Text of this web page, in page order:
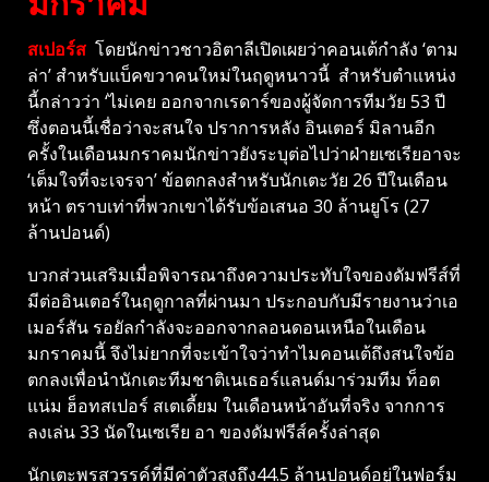
สเปอร์ส โดยนักข่าวชาวอิตาลีเปิดเผยว่าคอนเต้กำลัง ‘ตาม
ล่า’ สำหรับแบ็คขวาคนใหม่ในฤดูหนาวนี้ สำหรับตำแหน่ง
นี้กล่าวว่า ‘ไม่เคย ออกจากเรดาร์ของผู้จัดการทีมวัย 53 ปี
ซึ่งตอนนี้เชื่อว่าจะสนใจ ปราการหลัง อินเตอร์ มิลานอีก
ครั้งในเดือนมกราคมนักข่าวยังระบุต่อไปว่าฝ่ายเซเรียอาจะ
‘เต็มใจที่จะเจรจา’ ข้อตกลงสำหรับนักเตะวัย 26 ปีในเดือน
หน้า ตราบเท่าที่พวกเขาได้รับข้อเสนอ 30 ล้านยูโร (27
ล้านปอนด์)
บวกส่วนเสริมเมื่อพิจารณาถึงความประทับใจของดัมฟรีส์ที่
มีต่ออินเตอร์ในฤดูกาลที่ผ่านมา ประกอบกับมีรายงานว่าเอ
เมอร์สัน รอยัลกำลังจะออกจากลอนดอนเหนือในเดือน
มกราคมนี้ จึงไม่ยากที่จะเข้าใจว่าทำไมคอนเต้ถึงสนใจข้อ
ตกลงเพื่อนำนักเตะทีมชาติเนเธอร์แลนด์มาร่วมทีม ท็อต
แน่ม ฮ็อทสเปอร์ สเตเดี้ยม ในเดือนหน้าอันที่จริง จากการ
ลงเล่น 33 นัดในเซเรีย อา ของดัมฟรีส์ครั้งล่าสุด
นักเตะพรสวรรค์ที่มีค่าตัวสูงถึง44.5 ล้านปอนด์อยู่ในฟอร์ม